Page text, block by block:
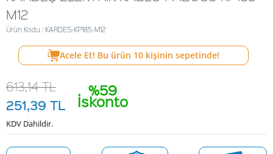
M12
Ürün Kodu : KARDES-KP185-M12
Acele Et! Bu ürün 10 kişinin sepetinde!
%59
İskonto
613,14TL
251,39 TL
KDV Dahildir.